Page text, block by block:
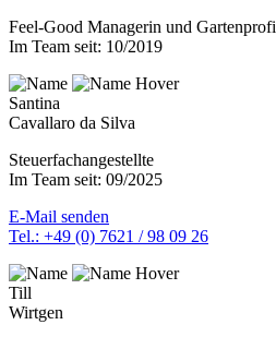
Feel-Good Managerin und Gartenprofi
Im Team seit: 10/2019
Santina
Cavallaro da Silva
Steuerfachangestellte
Im Team seit: 09/2025
E-Mail senden
Tel.: +49 (0) 7621 / 98 09 26
Till
Wirtgen